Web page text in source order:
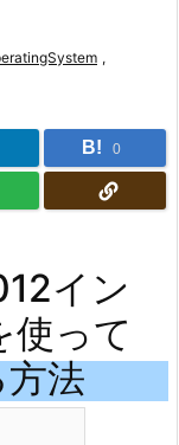
,
B! 0
イン
使って
法